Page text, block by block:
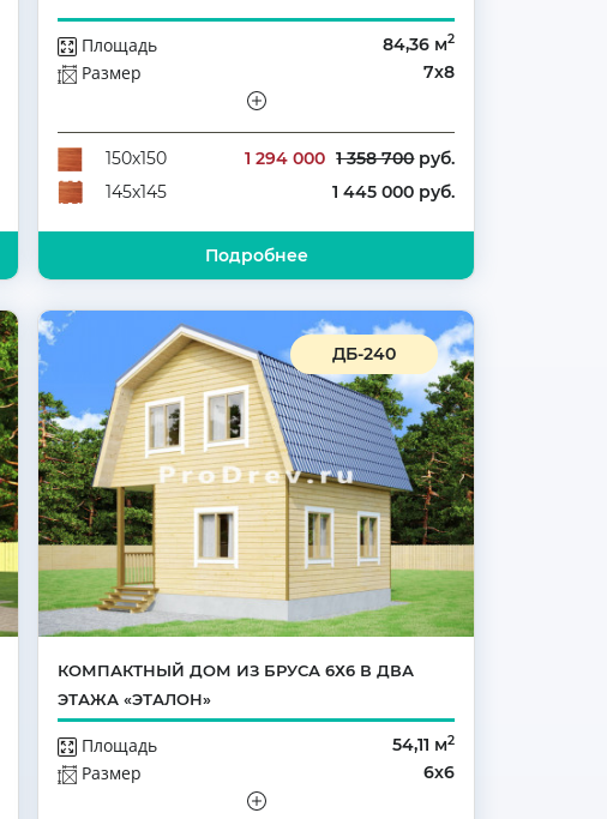
Площадь 84,36 м2
Размер 7х8
Количество комнат
3
150х150
1 294 000 1 358 700руб.
145х145
1 445 000 руб.
Подробнее
ДБ-240
КОМПАКТНЫЙ ДОМ ИЗ БРУСА 6Х6 В ДВА
ЭТАЖА «ЭТАЛОН»
Площадь 54,11 м2
Размер 6х6